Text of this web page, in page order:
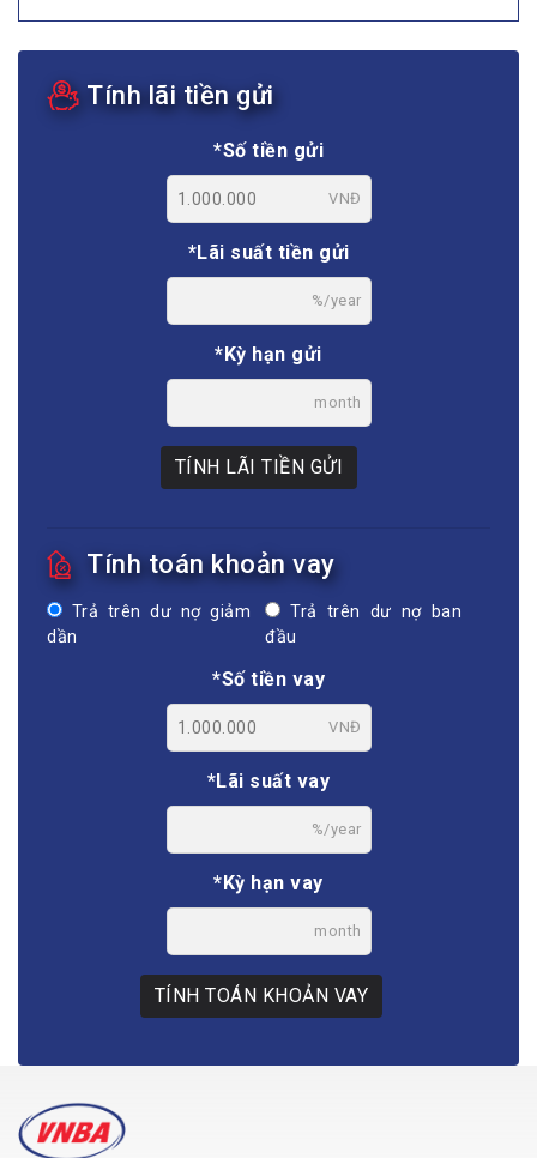
Tính lãi tiền gửi
*Số tiền gửi
VNĐ
*Lãi suất tiền gửi
%/year
*Kỳ hạn gửi
month
TÍNH LÃI TIỀN GỬI
Tính toán khoản vay
Trả trên dư nợ giảm
dần
Trả trên dư nợ ban
đầu
*Số tiền vay
VNĐ
*Lãi suất vay
%/year
*Kỳ hạn vay
month
TÍNH TOÁN KHOẢN VAY